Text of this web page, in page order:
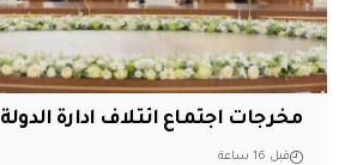
مخرجات اجتماع ائتلاف ادارة الدولة
قبل 16 ساعة